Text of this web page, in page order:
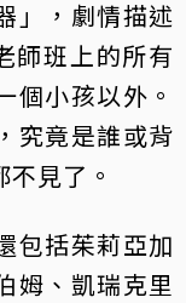
」，劇情描述
師班上的所有
個小孩以外。
究竟是誰或背
見了。
包括茱莉亞加
姆、凱瑞克里